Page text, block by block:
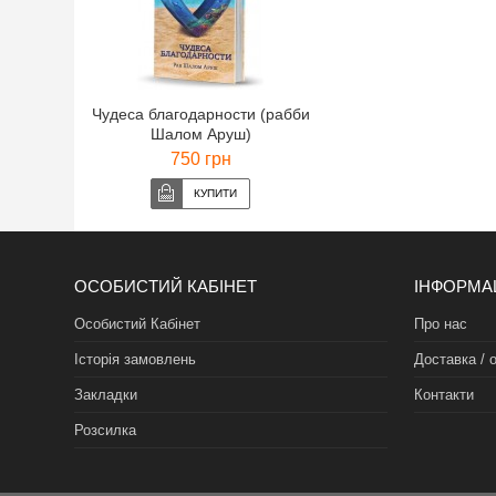
Чудеса благодарности (рабби
Шалом Аруш)
750 грн
ОСОБИСТИЙ КАБІНЕТ
Особистий Кабінет
Історія замовлень
Закладки
Розсилка
Про нас
Доставка /
Контакти